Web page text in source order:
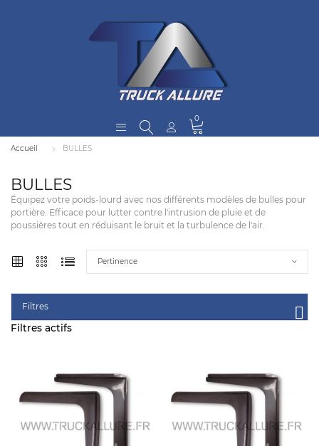
0
Accueil BULLES
BULLES
Équipez votre poids-lourd avec nos différents modèles de bulles pour
portière. Efficace pour lutter contre l'intrusion de pluie et de
poussières tout en réduisant le bruit et la turbulence de l'air.
Pertinence
Filtres actifs
Filtres